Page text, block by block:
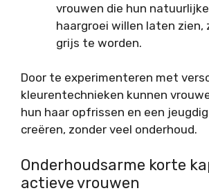
vrouwen die hun
haargroei willen laten zien,
grijs te worden.
Door te experimenteren met
kleurentechnieken kunnen
hun haar opfrissen en een
creëren, zonder veel onderhoud.
Onderhoudsarme korte
actieve vrouwen